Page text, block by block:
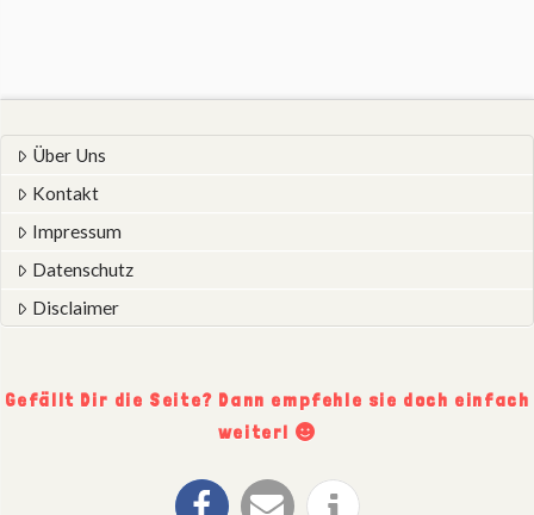
Über Uns
Kontakt
Impressum
Datenschutz
Disclaimer
Gefällt Dir die Seite? Dann empfehle sie doch einfach
weiter!